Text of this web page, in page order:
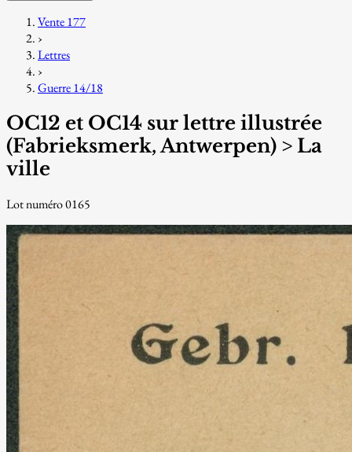
Vente 177
›
Lettres
›
Guerre 14/18
OC12 et OC14 sur lettre illustrée
(Fabrieksmerk, Antwerpen) > La
ville
Lot numéro 0165